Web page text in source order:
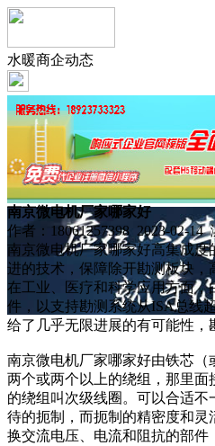
水暖商企动态
南京微电机厂家哪家好
作者：18061257398 2023-02-14
南京微电机厂家哪家好高集成
进的技术，保障除开勘测板块，
在工业、医疗和科学应用方面，
件，以支持勘测系统从ISA总线
给了几乎无限进展的有可能性，
南京微电机厂家哪家好由铁芯
两个或两个以上的绕组，那里
的绕组叫次级线圈。可以合适
待的扼制，而扼制的精密度和
换交流电压、电流和阻抗的部